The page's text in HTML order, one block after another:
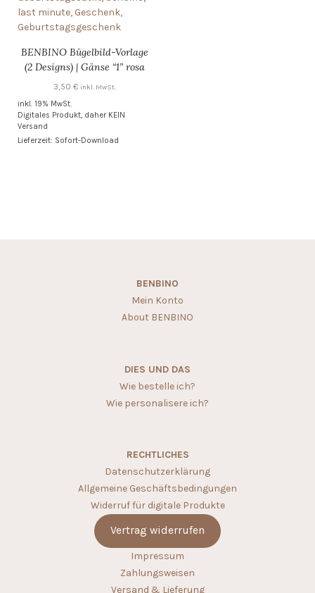
BENBINO Bügelbild-Vorlage
(2 Designs) | Gänse “1” rosa
3,50€ inkl. MwSt.
inkl. 19% MwSt.
Digitales Produkt, daher KEIN
Versand
Lieferzeit: Sofort-Download
BENBINO
Mein Konto
About BENBINO
DIES UND DAS
Wie bestelle ich?
Wie personalisere ich?
RECHTLICHES
Datenschutzerklärung
Allgemeine Geschäftsbedingungen
Widerruf für digitale Produkte
Vertrag widerrufen
Impressum
Zahlungsweisen
Versand & Lieferung